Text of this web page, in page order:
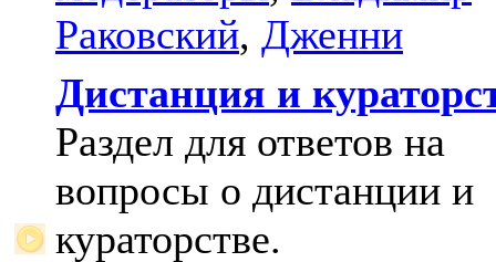
Раковский, Дженни
Дистанция и
Раздел для ответов на
вопросы о дистанции и
кураторстве.